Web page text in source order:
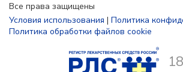
Все права защищены
Условия использования | Политика
Политика обработки файлов cookie